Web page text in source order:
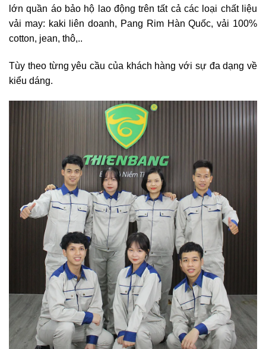
lớn quần áo bảo hộ lao động trên tất cả các loại chất liệu
vải may: kaki liên doanh, Pang Rim Hàn Quốc, vải 100%
cotton, jean, thô,..
Tùy theo từng yêu cầu của khách hàng với sự đa dạng về
kiểu dáng.